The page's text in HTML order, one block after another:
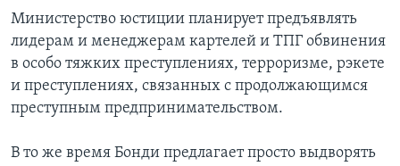
Министерство юстиции планирует предъявлять
лидерам и менеджерам картелей и ТПГ обвинения
в особо тяжких преступлениях, терроризме, рэкете
и преступлениях, связанных с продолжающимся
преступным предпринимательством.
В то же время Бонди предлагает просто выдворять